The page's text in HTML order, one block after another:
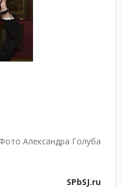
Фото Александра Голуба
SPbSJ.ru